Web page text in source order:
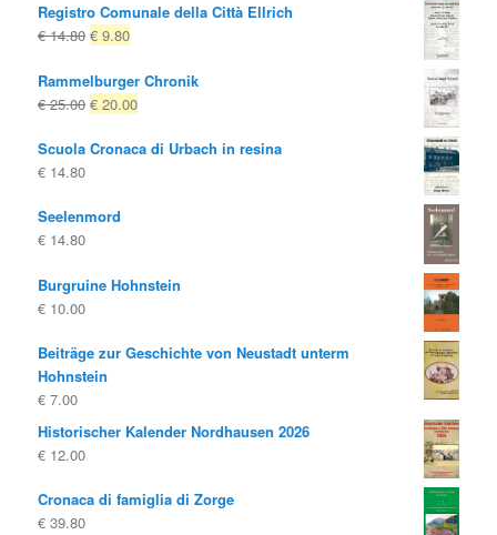
Registro Comunale della Città Ellrich
€14.80 Il
originale
era:
€ 9.80Il
attuale
è:
Rammelburger Chronik
€25.00 Il
originale
€ 20.00Il
attuale
Scuola Cronaca di Urbach in resina
€ 14.80
Seelenmord
€ 14.80
Burgruine Hohnstein
€ 10.00
Beiträge zur Geschichte von Neustadt unterm
Hohnstein
€ 7.00
Historischer Kalender Nordhausen 2026
€ 12.00
Cronaca di famiglia di Zorge
€ 39.80